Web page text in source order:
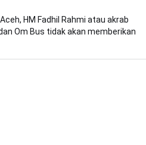
HM Fadhil Rahmi atau akrab
Om Bus tidak akan memberikan